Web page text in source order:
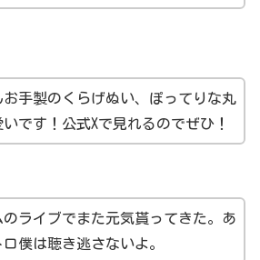
お手製のくらげぬい、ぽってりな丸
です！公式Xで見れるのでぜひ！
のライブでまた元気貰ってきた。あ
僕は聴き逃さないよ。